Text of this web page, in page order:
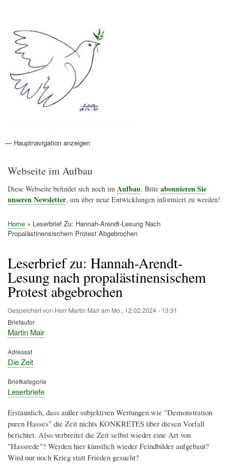
Hauptnavigation
— Hauptnavigation anzeigen
Aktionen
Friedensbewegung
Friedensprojekte
Home
Konflikte
Links
Narichtenlinks
News
Politik
Termine
Texte
Kunst
Friedensexperten
Friedensforschung
Friedensinitiativen
Friedensnachrichten
Webseite im Aufbau
Diese Webseite befindet sich noch im Aufbau. Bitte abonnieren Sie
unseren Newsletter, um über neue Entwicklungen informiert zu werden!
Pfadnavigation
Home
Leserbrief Zu: Hannah-Arendt-Lesung Nach
Propalästinensischem Protest Abgebrochen
Leserbrief zu: Hannah-Arendt-
Lesung nach propalästinensischem
Protest abgebrochen
Gespeichert von Herr Martin Mairam Mo., 12.02.2024 - 13:31
Briefautor
Martin Mair
Adressat
Die Zeit
Briefkategorie
Leserbriefe
Erstaunlich, dass außer subjektiven Wertungen wie "Demonstration
puren Hasses" die Zeit nichts KONKRETES über diesen Vorfall
berichtet. Also verbreitet die Zeit selbst wieder eine Art von
"Hassrede"? Werden hier künstlich wieder Feindbilder aufgebaut?
Wird nur noch Krieg statt Frieden gesucht?